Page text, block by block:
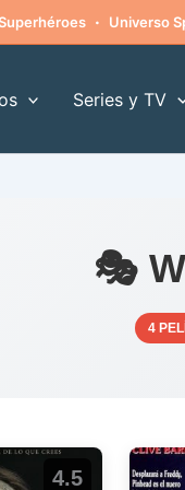
· Universo
Series y TV
🎭
4
4.5